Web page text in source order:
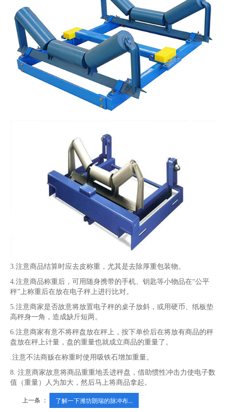
3.注意商品结算时应去皮称重，尤其是去除厚重包装物。
4.注意商品称重后，可用随身携带的手机、钥匙等小物品在“公平
秤”上称重后在放在电子秤上进行比对。
5.注意商家是否故意将放置电子秤的桌子放斜，或用硬币、纸板垫
高秤身一角，造成缺斤短两。
6.注意商家有意不将秤盘放在秤上，按下单价后在将放有商品的秤
盘放在秤上计量，盘的重量也就成立商品的重量了。
.注意不法商贩在称重时使用吸铁石增加重量。
8. 注意商家故意将商品重重地丢进秤盘，借助惯性冲击力使电子数
值（重量）人为加大，然后马上将商品拿起。
上一条 ： 了解一下潍坊朗瑞的脉冲布...